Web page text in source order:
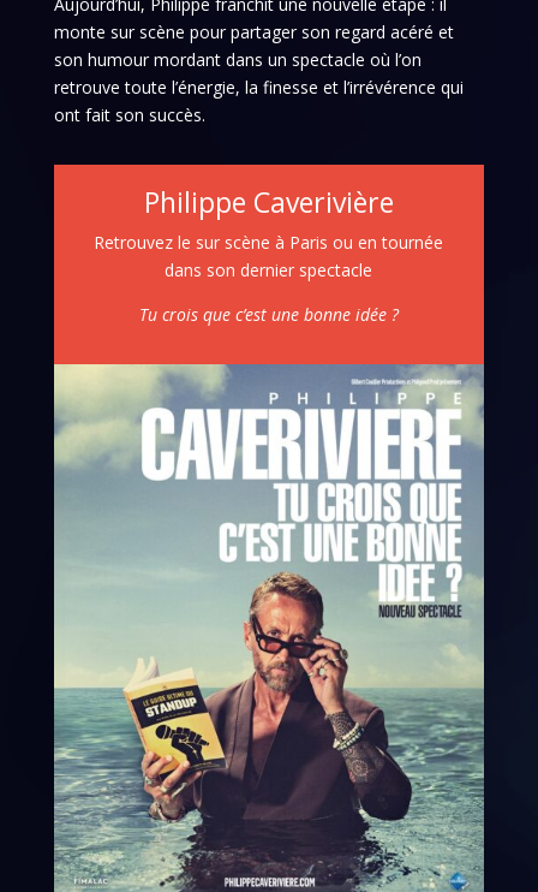
monte sur scène pour partager son regard acéré et
son humour mordant dans un spectacle où l’on
retrouve toute l’énergie, la finesse et l’irrévérence qui
ont fait son succès.
Philippe Caverivière
Retrouvez le sur scène à Paris ou en tournée
dans son dernier spectacle
Tu crois que c’est une bonne idée ?